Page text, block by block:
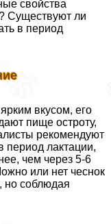
свойства
Существуют ли
в период
вкусом, его
пище остроту,
рекомендуют
период лактации,
чем через 5-6
или нет чеснок
но соблюдая